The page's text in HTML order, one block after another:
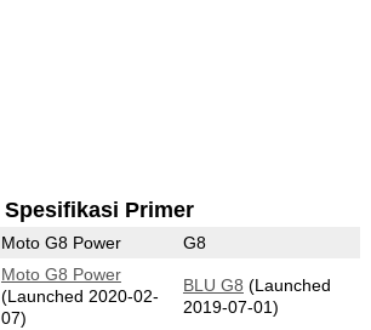
Spesifikasi Primer
Moto G8 Power G8
Moto G8 Power
(Launched 2020-02-
07)
BLU G8 (Launched
2019-07-01)